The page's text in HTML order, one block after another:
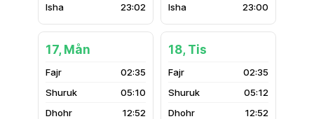
23:02
23:00
17, Mån
02:35
05:10
12:52
18, Tis
02:35
05:12
12:52